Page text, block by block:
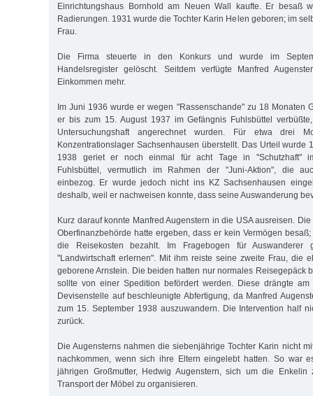
Einrichtungshaus Bornhold am Neuen Wall kaufte. Er besaß
Radierungen. 1931 wurde die Tochter Karin Helen geboren; im
Frau.
Die Firma steuerte in den Konkurs und wurde im
Handelsregister gelöscht. Seitdem verfügte Manfred
Einkommen mehr.
Im Juni 1936 wurde er wegen "Rassenschande" zu 18 Monaten
er bis zum 15. August 1937 im Gefängnis Fuhlsbüttel
Untersuchungshaft angerechnet wurden. Für etwa drei
Konzentrationslager Sachsenhausen überstellt. Das Urteil wurde
1938 geriet er noch einmal für acht Tage in "Schutzhaft"
Fuhlsbüttel, vermutlich im Rahmen der "Juni-Aktion", die
einbezog. Er wurde jedoch nicht ins KZ Sachsenhausen
deshalb, weil er nachweisen konnte, dass seine Auswanderung
Kurz darauf konnte Manfred Augenstern in die USA ausreisen.
Oberfinanzbehörde hatte ergeben, dass er kein Vermögen
die Reisekosten bezahlt. Im Fragebogen für
"Landwirtschaft erlernen". Mit ihm reiste seine zweite Frau, die
geborene Arnstein. Die beiden hatten nur normales Reisegepäck
sollte von einer Spedition befördert werden. Diese drängte
Devisenstelle auf beschleunigte Abfertigung, da Manfred
zum 15. September 1938 auszuwandern. Die Intervention half
zurück.
Die Augensterns nahmen die siebenjährige Tochter Karin nicht
nach­kommen, wenn sich ihre Eltern eingelebt hatten. So war
jährigen Großmutter, Hedwig Augenstern, sich um die
Transport der Möbel zu organisieren.